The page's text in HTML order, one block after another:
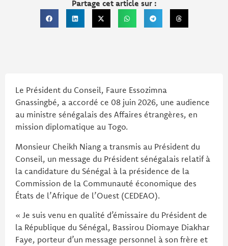
Partage cet article sur :
Le Président du Conseil, Faure Essozimna
Gnassingbé, a accordé ce 08 juin 2026, une audience
au ministre sénégalais des Affaires étrangères, en
mission diplomatique au Togo.
Monsieur Cheikh Niang a transmis au Président du
Conseil, un message du Président sénégalais relatif à
la candidature du Sénégal à la présidence de la
Commission de la Communauté économique des
États de l’Afrique de l’Ouest (CEDEAO).
« Je suis venu en qualité d’émissaire du Président de
la République du Sénégal, Bassirou Diomaye Diakhar
Faye, porteur d’un message personnel à son frère et